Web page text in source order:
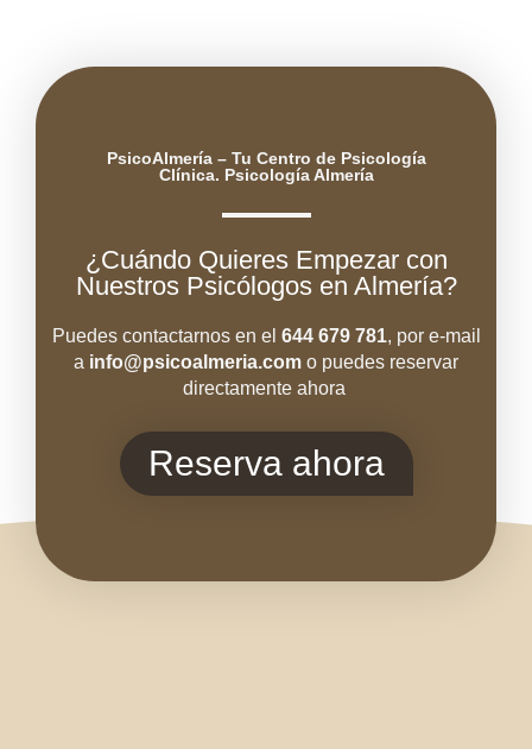
PsicoAlmería – Tu Centro de Psicología
Clínica. Psicología Almería
¿Cuándo Quieres Empezar con
Nuestros Psicólogos en Almería?
Puedes contactarnos en el 644 679 781, por e-mail
a info@psicoal meria.com o puedes reservar
directamente ahora
Reserva ahora